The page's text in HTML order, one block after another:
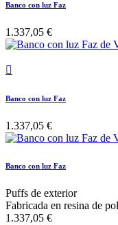
Banco con luz Faz
1.337,05 €

Banco con luz Faz
1.337,05 €
Banco con luz Faz
Puffs de exterior
Fabricada en resina de
1.337,05 €